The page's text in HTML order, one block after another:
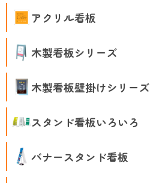
アクリル看板
木製看板シリーズ
木製看板壁掛けシリーズ
スタンド看板いろいろ
バナースタンド看板